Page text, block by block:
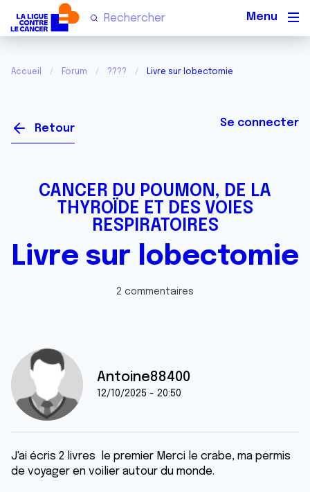
Accueil Forum ???? Livre sur lobectomie
Retour Se connecter
CANCER DU POUMON, DE LA
THYROÏDE ET DES VOIES
RESPIRATOIRES
Livre sur lobectomie
2 commentaires
Antoine88400
12/10/2025 - 20:50
J'ai écris 2 livres le premier Merci le crabe, ma permis
de voyager en voilier autour du monde.